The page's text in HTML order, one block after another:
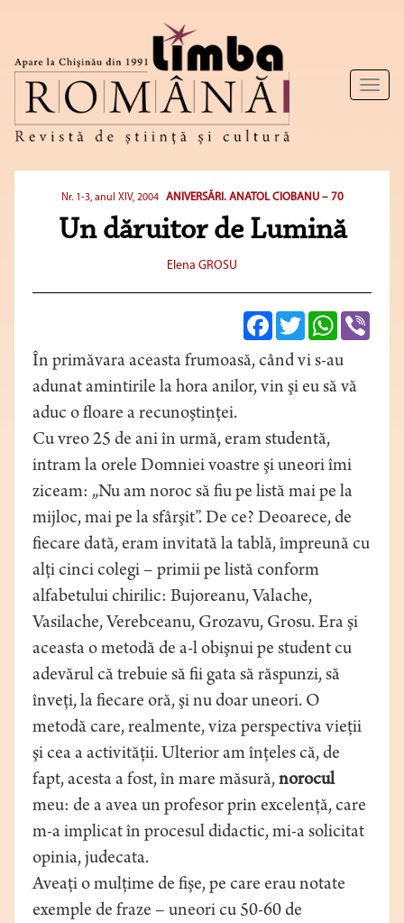
Toggle
Nr. 1-3, anul XIV, 2004 ANIVERSĂRI. ANATOL CIOBANU – 70
Un dăruitor de Lumină
Elena GROSU
FacebookTwitterWhatsApp
În primăvara aceasta frumoasă, când vi s-au
adunat amintirile la hora anilor, vin şi eu să vă
aduc o floare a recunoştinţei.
Cu vreo 25 de ani în urmă, eram studentă,
intram la orele Domniei voastre şi uneori îmi
ziceam: „Nu am noroc să fiu pe listă mai pe la
mijloc, mai pe la sfârşit”. De ce? Deoarece, de
fiecare dată, eram invitată la tablă, împreună cu
alţi cinci colegi – primii pe listă conform
alfabetului chirilic: Bujoreanu, Valache,
Vasilache, Verebceanu, Grozavu, Grosu. Era şi
aceasta o metodă de a-l obişnui pe student cu
adevărul că trebuie să fii gata să răspunzi, să
înveţi, la fiecare oră, şi nu doar uneori. O
metodă care, realmente, viza perspectiva vieţii
şi cea a activităţii. Ulterior am înţeles că, de
fapt, acesta a fost, în mare măsură,norocul
meu: de a avea un profesor prin excelenţă, care
m-a implicat în procesul didactic, mi-a solicitat
opinia, judecata.
Aveaţi o mulţime de fişe, pe care erau notate
exemple de fraze – uneori cu 50-60 de